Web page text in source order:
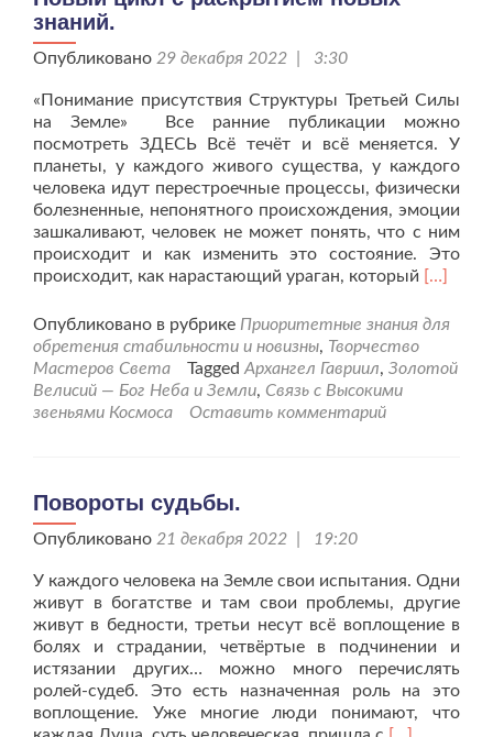
знаний.
Опубликовано 29 декабря 2022 | 3:30
«Понимание присутствия Структуры Третьей Силы
на Земле» Все ранние публикации можно
посмотреть ЗДЕСЬ Всё течёт и всё меняется. У
планеты, у каждого живого существа, у каждого
человека идут перестроечные процессы, физически
болезненные, непонятного происхождения, эмоции
зашкаливают, человек не может понять, что с ним
происходит и как изменить это состояние. Это
происходит, как нарастающий ураган, который Читать
с
[…]
Опубликовано в рубрике Приоритетные знания для
обретения стабильности и новизны, Творчество
Мастеров Света
TaggedАрхангел Гавриил, Золотой
Велисий — Бог Неба и Земли, Связь с Высокими
звеньями Космоса
Оставить комментарий
Повороты судьбы.
Опубликовано 21 декабря 2022 | 19:20
У каждого человека на Земле свои испытания. Одни
живут в богатстве и там свои проблемы, другие
живут в бедности, третьи несут всё воплощение в
болях и страдании, четвёртые в подчинении и
истязании других… можно много перечислять
ролей-судеб. Это есть назначенная роль на это
воплощение. Уже многие люди понимают, что